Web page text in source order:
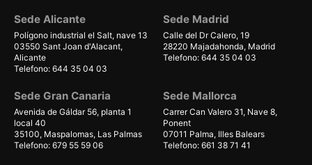
Sede Alicante
Polígono industrial el Salt, nave 13
03550 Sant Joan d'Alacant,
Alicante
Telefono: 644 35 04 03
Sede Madrid
Calle del Dr Calero, 19
28220 Majadahonda, Madrid
Telefono: 644 35 04 03
Sede Gran Canaria
Avenida de Gáldar 56, planta 1
local 40
35100, Maspalomas, Las Palmas
Telefono: 679 55 59 06
Sede Mallorca
Carrer Can Valero 31, Nave 8,
Ponent
07011 Palma, Illes Balears
Telefono: 661 38 71 41